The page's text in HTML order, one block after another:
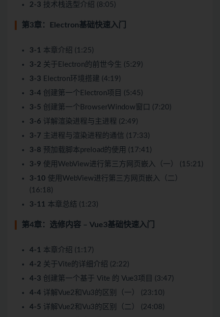
2-3 技术栈选型介绍 (8:05)
第3章：Electron基础快速入门
3-1 本章介绍 (1:25)
3-2 关于Electron的前世今生 (5:29)
3-3 Electron环境搭建 (4:19)
3-4 创建第一个Electron项目 (5:45)
3-5 创建第一个BrowserWindow窗口 (7:20)
3-6 详解渲染进程与主进程 (2:49)
3-7 主进程与渲染进程的通信 (17:33)
3-8 预加载脚本preload的使用 (17:41)
3-9 使用WebView进行第三方网页嵌入（一） (15:21)
3-10 使用WebView进行第三方网页嵌入（二）
(16:18)
3-11 本章总结 (1:23)
第4章：选修内容 – Vue3基础快速入门
4-1 本章介绍 (1:17)
4-2 关于Vite的详细介绍 (2:22)
4-3 创建第一个基于 Vite 的 Vue3项目 (3:47)
4-4 详解Vue2和Vu3的区别（一） (23:10)
4-5 详解Vue2和Vu3的区别（二） (24:08)